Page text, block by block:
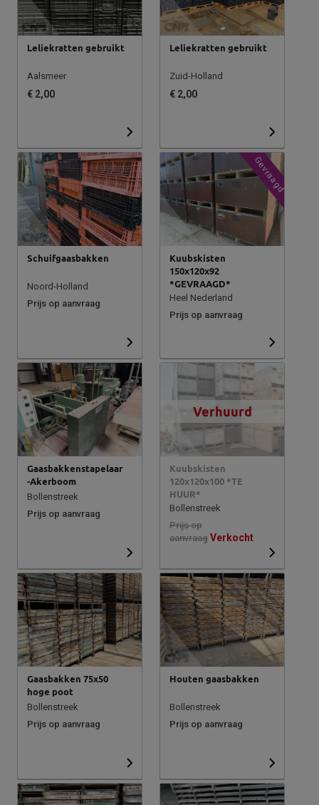
Leliekratten gebruikt
Aalsmeer
€ 2,00
Leliekratten gebruikt
Zuid-Holland
€ 2,00
Schuifgaasbakken
Noord-Holland
Prijs op aanvraag
Gevraagd
Kuubskisten
150x120x92
*GEVRAAGD*
Heel Nederland
Prijs op aanvraag
Gaasbakkenstapelaar
-Akerboom
Bollenstreek
Prijs op aanvraag
Verhuurd
Kuubskisten
120x120x100 *TE
HUUR*
Bollenstreek
Prijs op
aanvraag Verkocht
Gaasbakken 75x50
hoge poot
Bollenstreek
Prijs op aanvraag
Houten gaasbakken
Bollenstreek
Prijs op aanvraag